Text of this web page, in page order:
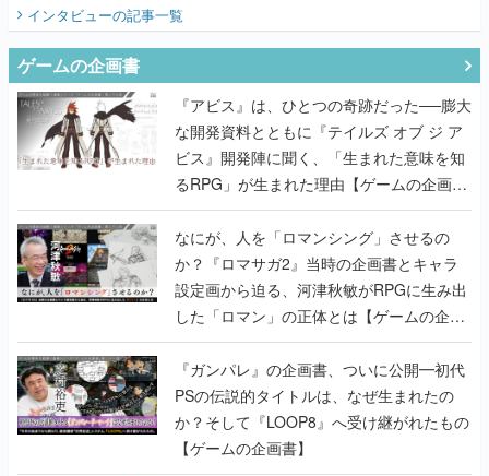
インタビューの記事一覧
ゲームの企画書
『アビス』は、ひとつの奇跡だった──膨大
な開発資料とともに『テイルズ オブ ジ ア
ビス』開発陣に聞く、「生まれた意味を知
るRPG」が生まれた理由【ゲームの企画
書】
なにが、人を「ロマンシング」させるの
か？『ロマサガ2』当時の企画書とキャラ
設定画から迫る、河津秋敏がRPGに生み出
した「ロマン」の正体とは【ゲームの企画
書】
『ガンパレ』の企画書、ついに公開━初代
PSの伝説的タイトルは、なぜ生まれたの
か？そして『LOOP8』へ受け継がれたもの
【ゲームの企画書】